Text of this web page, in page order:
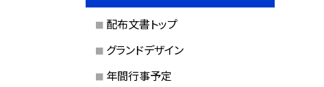
配布文書トップ
グランドデザイン
年間行事予定